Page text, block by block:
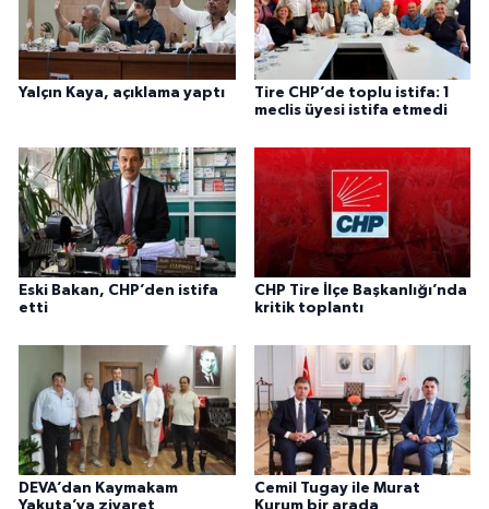
Yalçın Kaya, açıklama yaptı
Tire CHP’de toplu istifa: 1
meclis üyesi istifa etmedi
Eski Bakan, CHP’den istifa
etti
CHP Tire İlçe Başkanlığı’nda
kritik toplantı
DEVA’dan Kaymakam
Yakuta’ya ziyaret
Cemil Tugay ile Murat
Kurum bir arada